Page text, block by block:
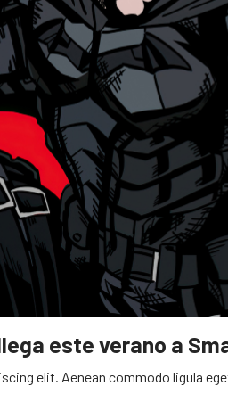
este verano a
elit. Aenean commodo ligula